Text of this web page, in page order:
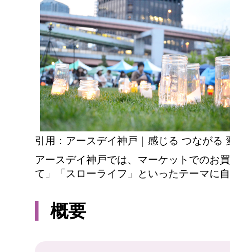
引用：アースデイ神戸｜感じる つながる
アースデイ神戸では、マーケットでのお
て」「スローライフ」といったテーマに
概要